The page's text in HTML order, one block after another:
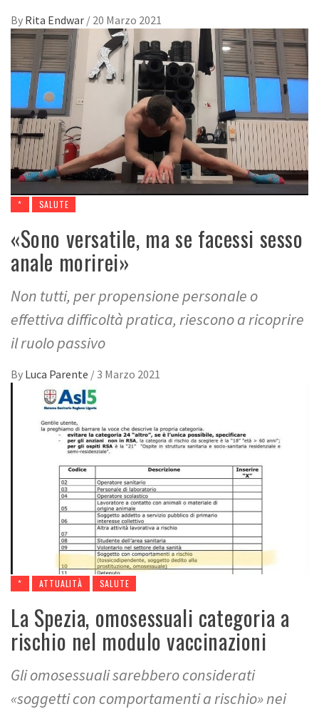
By Rita Endwar / 20 Marzo 2021
* SALUTE
«Sono versatile, ma se facessi sesso
anale morirei»
Non tutti, per propensione personale o
effettiva difficoltà pratica, riescono a ricoprire
il ruolo passivo
By Luca Parente / 3 Marzo 2021
* ATTUALITÀ SALUTE
La Spezia, omosessuali categoria a
rischio nel modulo vaccinazioni
Gli omosessuali sarebbero considerati
«soggetti con comportamenti a rischio» nei